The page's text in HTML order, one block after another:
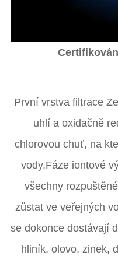
První vrstva filtrace
uhlí a oxidačně
chlorovou chuť, na
vody.Fáze iontové
všechny
zůstat ve veřejných
se dokonce dostávají
hliník, olovo, zinek,
ZEROWATER
FILTER
INCLUDES: